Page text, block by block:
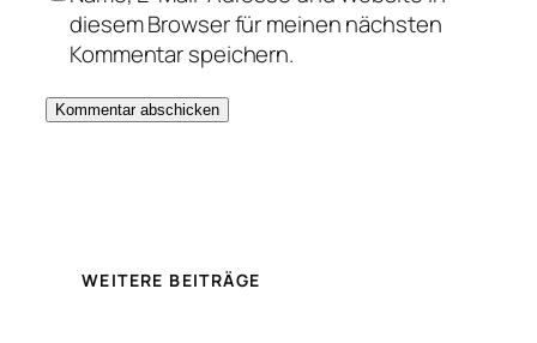
diesem Browser für meinen nächsten
Kommentar speichern.
WEITERE BEITRÄGE